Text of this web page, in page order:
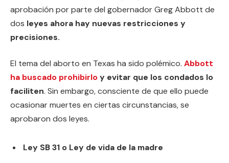
aprobación por parte del gobernador Greg Abbott de
dos leyes ahora hay nuevas restricciones y
precisiones.
El tema del aborto en Texas ha sido polémico. Abbott
ha buscado prohibirloy evitar que los condados lo
faciliten. Sin embargo, consciente de que ello puede
ocasionar muertes en ciertas circunstancias, se
aprobaron dos leyes.
Ley SB 31 o Ley de vida de la madre